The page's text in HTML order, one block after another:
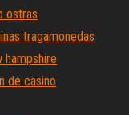
ostras
tragamonedas
hampshire
de casino